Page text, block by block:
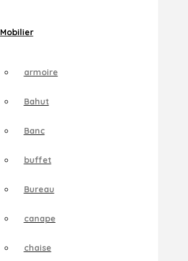
Mobilier
armoire
Bahut
Banc
buffet
Bureau
canape
chaise